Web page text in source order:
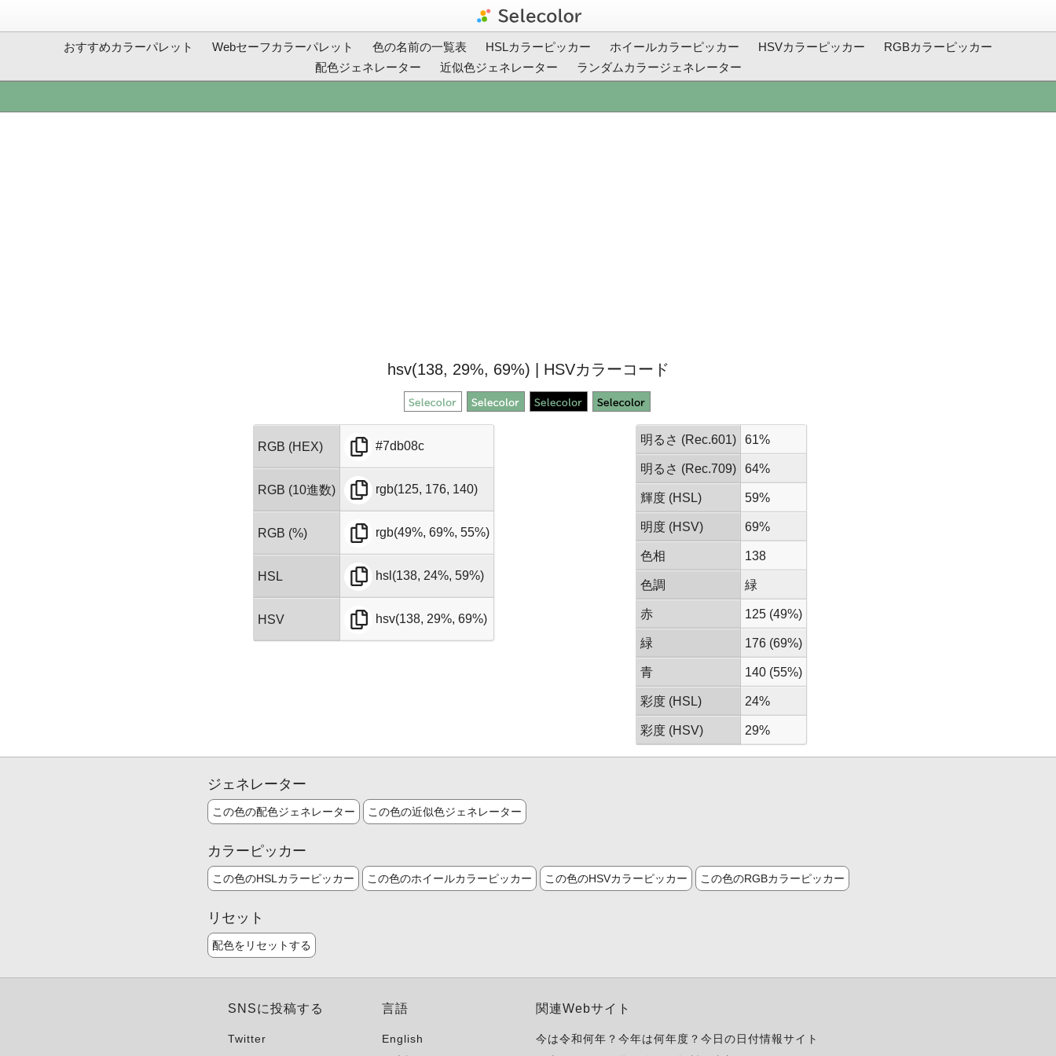
おすすめカラーパレット Webセーフカラーパレット 色の名前の一覧表 HSLカラーピッカー ホイールカラーピッカー HSVカラーピッカー
RGBカラーピッカー
配色ジェネレーター
近似色ジェネレーター ランダムカラージェネレーター
hsv(138, 29%, 69%) | HSVカラーコード
RGB (HEX) #7db08c
RGB (10進数) rgb(125, 176, 140)
RGB (%) rgb(49%, 69%, 55%)
HSL hsl(138, 24%, 59%)
HSV hsv(138, 29%, 69%)
明るさ (Rec.601) 61%
明るさ (Rec.709) 64%
輝度 (HSL) 59%
明度 (HSV) 69%
色相 138
色調 緑
赤 125 (49%)
緑 176 (69%)
青 140 (55%)
彩度 (HSL) 24%
彩度 (HSV) 29%
ジェネレーター
この色の配色ジェネレーター この色の近似色ジェネレーター
カラーピッカー
この色のHSLカラーピッカー この色のホイールカラーピッカー この色のHSVカラーピッカー この色のRGBカラーピッカー
リセット
配色をリセットする
SNSに投稿する
Twitter
言語
English
関連Webサイト
今は令和何年？今年は何年度？今日の日付情報サイト